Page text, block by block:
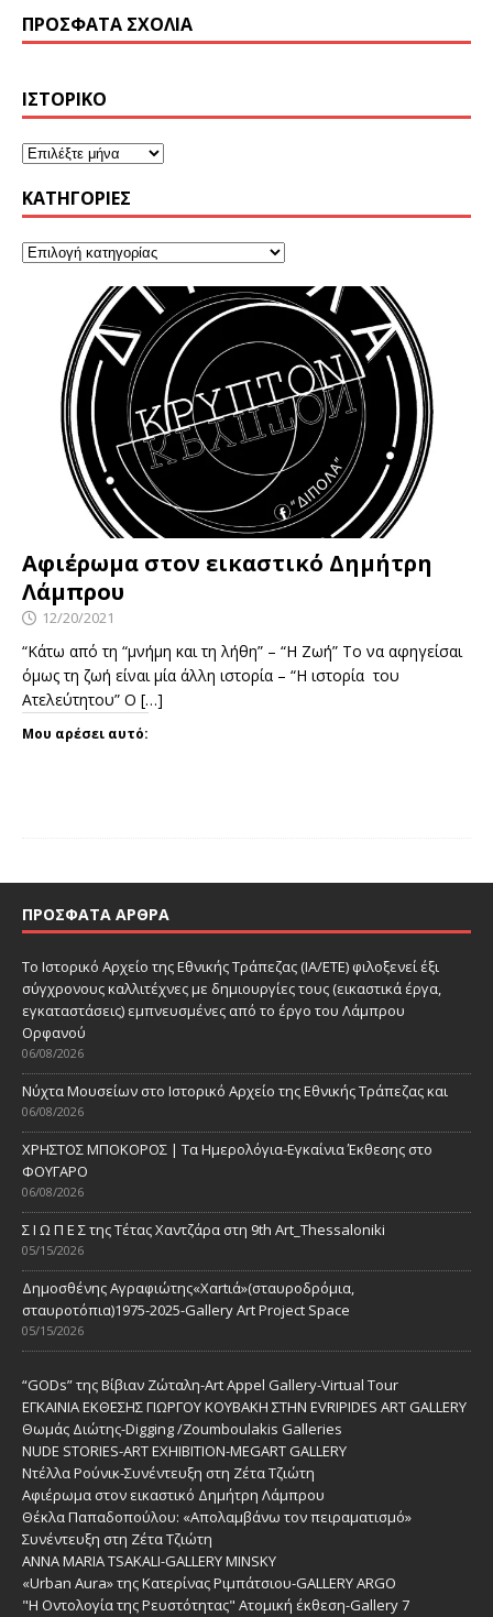
ΠΡΌΣΦΑΤΑ ΣΧΌΛΙΑ
ΙΣΤΟΡΙΚΌ
KΑΤΗΓΟΡΊΕΣ
Αφιέρωμα στον εικαστικό Δημήτρη
Λάμπρου
12/20/2021
“Κάτω από τη “μνήμη και τη λήθη” – “Η Ζωή” Το να αφηγείσαι
όμως τη ζωή είναι μία άλλη ιστορία – “Η ιστορία του
Ατελεύτητου” Ο […]
Μου αρέσει αυτό:
ΠΡΌΣΦΑΤΑ ΆΡΘΡΑ
Το Ιστορικό Αρχείο της Εθνικής Τράπεζας (ΙΑ/ΕΤΕ) φιλοξενεί έξι
σύγχρονους καλλιτέχνες με δημιουργίες τους (εικαστικά έργα,
εγκαταστάσεις) εμπνευσμένες από το έργο του Λάμπρου
Ορφανού
06/08/2026
Νύχτα Μουσείων στο Ιστορικό Αρχείο της Εθνικής Τράπεζας και
06/08/2026
ΧΡΗΣΤΟΣ ΜΠΟΚΟΡΟΣ | Τα Ημερολόγια-Εγκαίνια Έκθεσης στο
ΦΟΥΓΑΡΟ
06/08/2026
Σ Ι Ω Π Ε Σ της Τέτας Χαντζάρα στη 9th Art_Thessaloniki
05/15/2026
Δημοσθένης Αγραφιώτης«Xαrtιά»(σταυροδρόμια,
σταυροτόπια)1975-2025-Gallery Art Project Space
05/15/2026
“GODs” της Βίβιαν Ζώταλη-Art Appel Gallery-Virtual Tour
ΕΓΚΑΙΝΙΑ ΕΚΘΕΣΗΣ ΓΙΩΡΓΟΥ ΚΟΥΒΑΚΗ ΣΤΗΝ EVRIPIDES ART GALLERY
Θωμάς Διώτης-Digging /Zoumboulakis Galleries
NUDE STORIES-ΑRT EXHIBITION-MEGART GALLERY
Ντέλλα Ρούνικ-Συνέντευξη στη Ζέτα Τζιώτη
Αφιέρωμα στον εικαστικό Δημήτρη Λάμπρου
Θέκλα Παπαδοπούλου: «Απολαμβάνω τον πειραματισμό»
Συνέντευξη στη Ζέτα Τζιώτη
ANNA MARIA TSAKALI-GALLERY MINSKY
«Urban Aura» της Κατερίνας Ριμπάτσιου-GALLERY ARGO
"Η Οντολογία της Ρευστότητας" Ατομική έκθεση-Gallery 7